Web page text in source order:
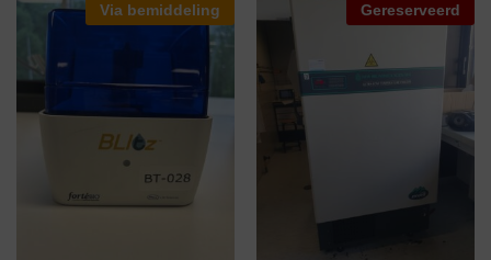
Via bemiddeling Gereserveerd